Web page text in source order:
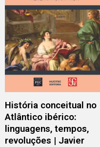
História conceitual no
Atlântico ibérico:
linguagens, tempos,
revoluções | Javier